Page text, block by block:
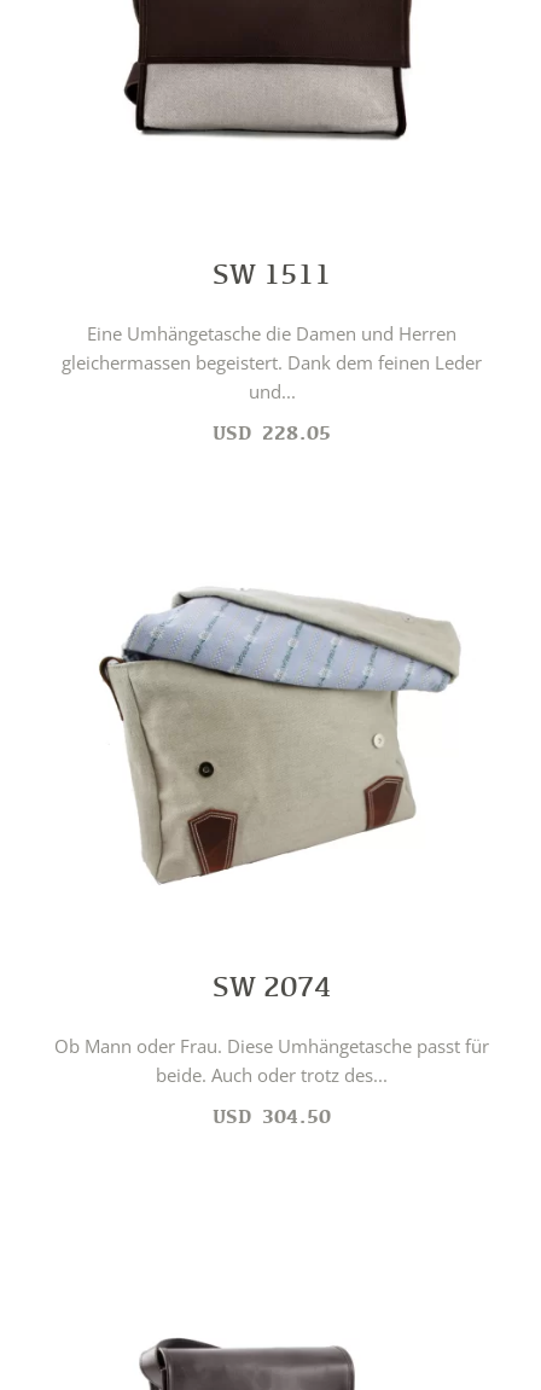
SW 1511
Eine Umhängetasche die Damen und Herren
gleichermassen begeistert. Dank dem feinen Leder
und...
USD 228.05
SW 2074
Ob Mann oder Frau. Diese Umhängetasche passt für
beide. Auch oder trotz des...
USD 304.50